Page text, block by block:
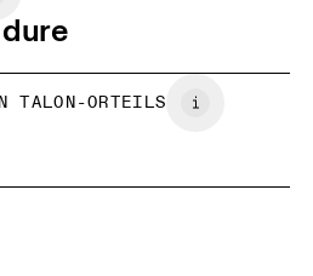
7
en savoir plus
TALON-ORTEILS